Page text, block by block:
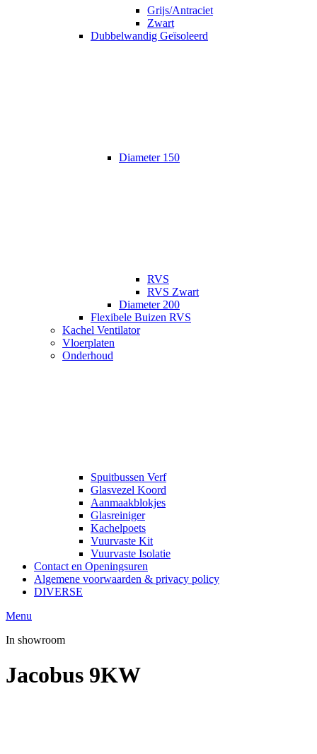
Grijs/Antraciet
Zwart
Dubbelwandig Geïsoleerd
Diameter 150
RVS
RVS Zwart
Diameter 200
Flexibele Buizen RVS
Kachel Ventilator
Vloerplaten
Onderhoud
Spuitbussen Verf
Glasvezel Koord
Aanmaakblokjes
Glasreiniger
Kachelpoets
Vuurvaste Kit
Vuurvaste Isolatie
Contact en Openingsuren
Algemene voorwaarden & privacy policy
DIVERSE
Menu
In showroom
Jacobus 9KW